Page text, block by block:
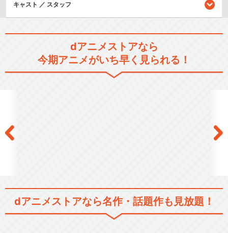
キャスト ／ スタッフ
dアニメストアなら
今期アニメがいち早く見られる！
dアニメストアなら名作・話題作も見放題！